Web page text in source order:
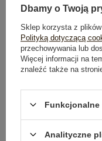
Dbamy o Twoją
Sklep korzysta z
Polityką dotyczącą
przechowywania lub
Więcej informacji na
znaleźć także na
Funkcjonalne
Analityczne